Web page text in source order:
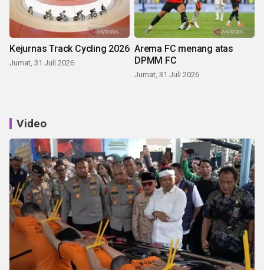
Kejurnas Track Cycling 2026
Jumat, 31 Juli 2026
Arema FC menang atas
DPMM FC
Jumat, 31 Juli 2026
Video